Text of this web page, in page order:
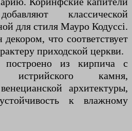
классической
для стиля Мауро Кодуcci.
что соответствует
приходской церкви.
построено из кирпича с
камня,
архитектуры,
к влажному